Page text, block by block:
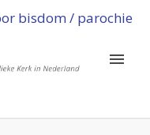
bisdom / parochie